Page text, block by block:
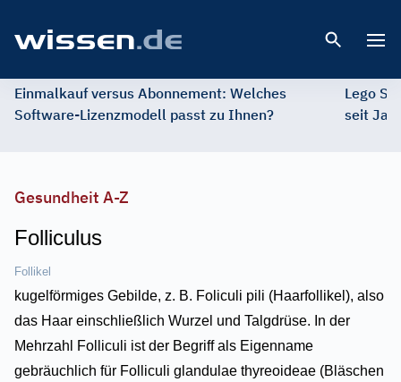
Einmalkauf versus Abonnement: Welches
Software-Lizenzmodell passt zu Ihnen?
Lego
seit
Gesundheit A-Z
Folliculus
Follikel
kugelförmiges Gebilde, z. B. Foliculi pili (Haarfollikel), also
das Haar einschließlich Wurzel und Talgdrüse. In der
Mehrzahl Folliculi ist der Begriff als Eigenname
gebräuchlich für Folliculi glandulae thyreoideae (Bläschen